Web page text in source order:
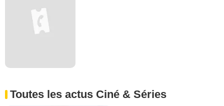
Toutes les actus Ciné & Séries